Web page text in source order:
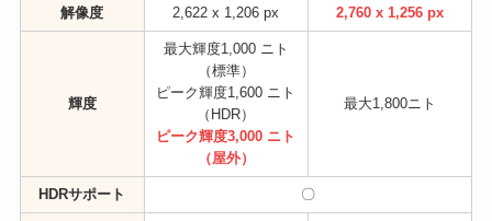
解像度 2,622 x 1,206 px 2,760 x 1,256 px
輝度
最大輝度1,000 ニト
（標準）
ピーク輝度1,600 ニト
（HDR）
ピーク輝度3,000 ニト
（屋外）
最大1,800ニト
HDRサポート 〇